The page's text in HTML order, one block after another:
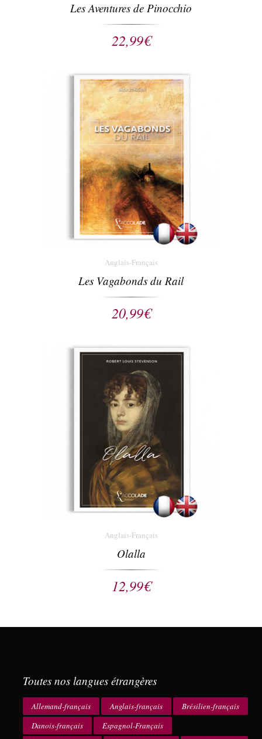
Les Aventures de Pinocchio
22,99€
Anglais-Français
Les Vagabonds du Rail
20,99€
Anglais-Français
Olalla
12,99€
Toutes nos langues étrangères
Allemand-français Anglais-français
Brésilien-français
Danois-français
Espagnol-Français